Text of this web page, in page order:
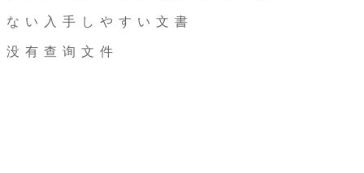
ない入手しやすい文書
没有查询文件